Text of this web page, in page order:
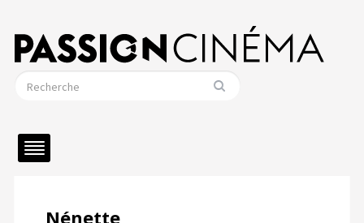
Nénette